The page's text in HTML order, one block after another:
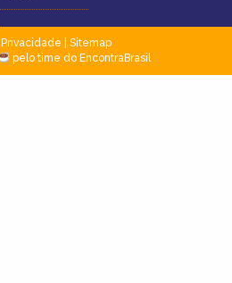
Privacidade
Sitemap
pelo time do EncontraBrasil